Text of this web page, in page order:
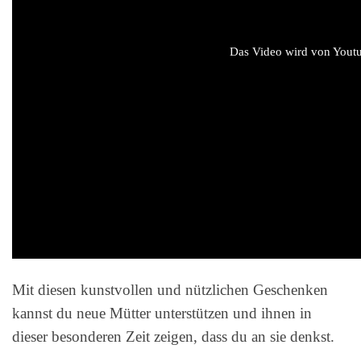
Das Video wird von
Mit diesen kunstvollen und nützlichen Geschenken
kannst du neue Mütter unterstützen und ihnen in
dieser besonderen Zeit zeigen, dass du an sie denkst.